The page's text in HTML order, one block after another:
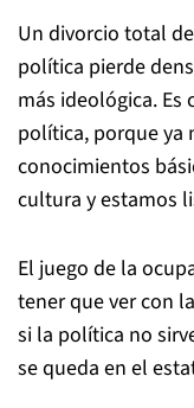
Un divorcio total
política pierde
más ideológica. Es
política, porque ya
conocimientos
cultura y estamos
El juego de la
tener que ver con
si la política no
se queda en el